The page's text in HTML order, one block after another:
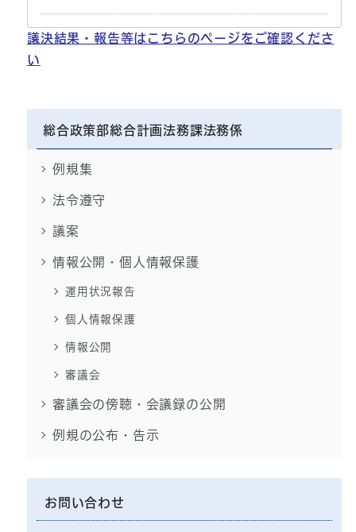
議決結果・報告等はこちらのページをご確認くださ
い
総合政策部総合計画法務課法務係
例規集
法令遵守
議案
情報公開・個人情報保護
運用状況報告
個人情報保護
情報公開
審議会
審議会の傍聴・会議録の公開
例規の公布・告示
お問い合わせ